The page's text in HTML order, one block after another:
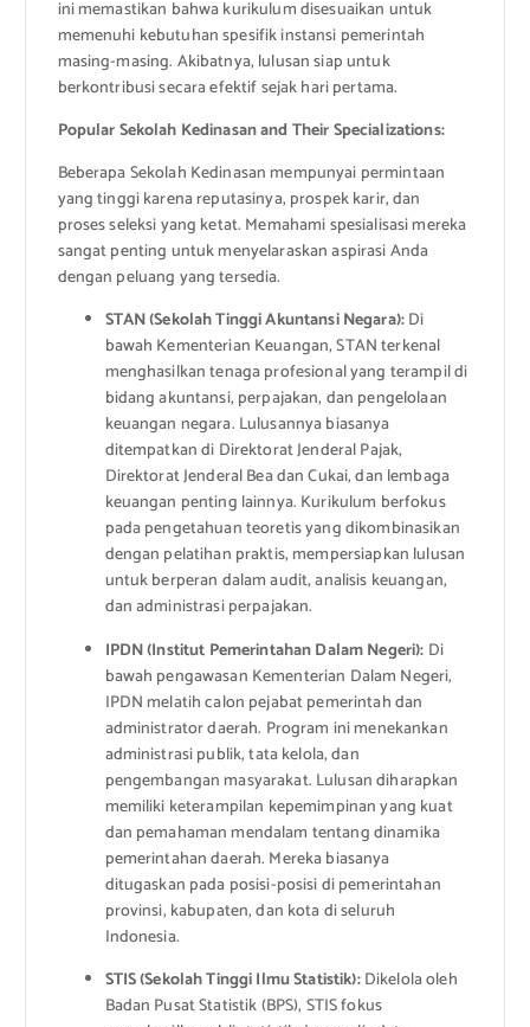
ini memastikan bahwa kurikulum disesuaikan untuk
memenuhi kebutuhan spesifik instansi pemerintah
masing-masing. Akibatnya, lulusan siap untuk
berkontribusi secara efektif sejak hari pertama.
Popular Sekolah Kedinasan and Their Specializations:
Beberapa Sekolah Kedinasan mempunyai permintaan
yang tinggi karena reputasinya, prospek karir, dan
proses seleksi yang ketat. Memahami spesialisasi mereka
sangat penting untuk menyelaraskan aspirasi Anda
dengan peluang yang tersedia.
STAN (Sekolah Tinggi Akuntansi Negara):Di
bawah Kementerian Keuangan, STAN terkenal
menghasilkan tenaga profesional yang terampil di
bidang akuntansi, perpajakan, dan pengelolaan
keuangan negara. Lulusannya biasanya
ditempatkan di Direktorat Jenderal Pajak,
Direktorat Jenderal Bea dan Cukai, dan lembaga
keuangan penting lainnya. Kurikulum berfokus
pada pengetahuan teoretis yang dikombinasikan
dengan pelatihan praktis, mempersiapkan lulusan
untuk berperan dalam audit, analisis keuangan,
dan administrasi perpajakan.
IPDN (Institut Pemerintahan Dalam Negeri): Di
bawah pengawasan Kementerian Dalam Negeri,
IPDN melatih calon pejabat pemerintah dan
administrator daerah. Program ini menekankan
administrasi publik, tata kelola, dan
pengembangan masyarakat. Lulusan diharapkan
memiliki keterampilan kepemimpinan yang kuat
dan pemahaman mendalam tentang dinamika
pemerintahan daerah. Mereka biasanya
ditugaskan pada posisi-posisi di pemerintahan
provinsi, kabupaten, dan kota di seluruh
Indonesia.
STIS (Sekolah Tinggi Ilmu Statistik):Dikelola oleh
Badan Pusat Statistik (BPS), STIS fokus